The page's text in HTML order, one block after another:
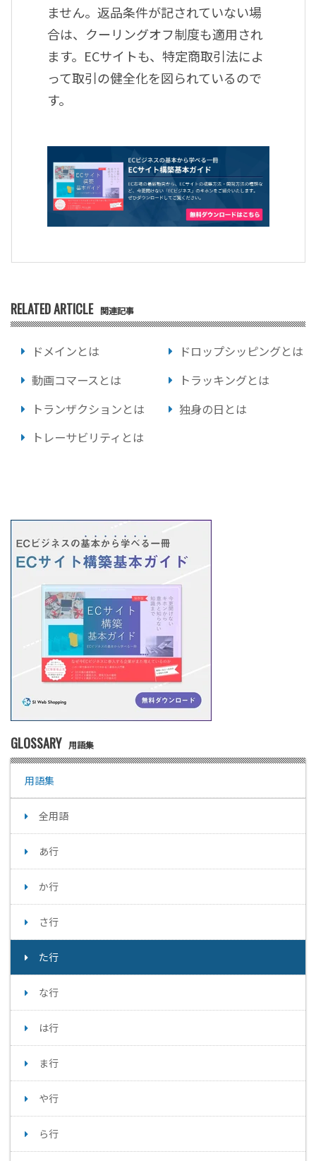
GLOSSARY 用語集
用語集
全用語
あ行
か行
さ行
た行
な行
は行
ま行
や行
ら行
ません。返品条件が記されていない場
合は、クーリングオフ制度も適用され
ます。ECサイトも、特定商取引法によ
って取引の健全化を図られているので
す。
RELATED ARTICLE 関連記事
ドメインとは
ドロップシッピングとは
動画コマースとは
トラッキングとは
トランザクションとは
独身の日とは
トレーサビリティとは